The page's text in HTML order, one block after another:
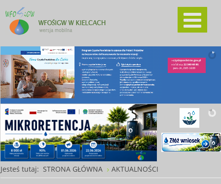
Jesteś tutaj: STRONA GŁÓWNA AKTUALNOŚCI